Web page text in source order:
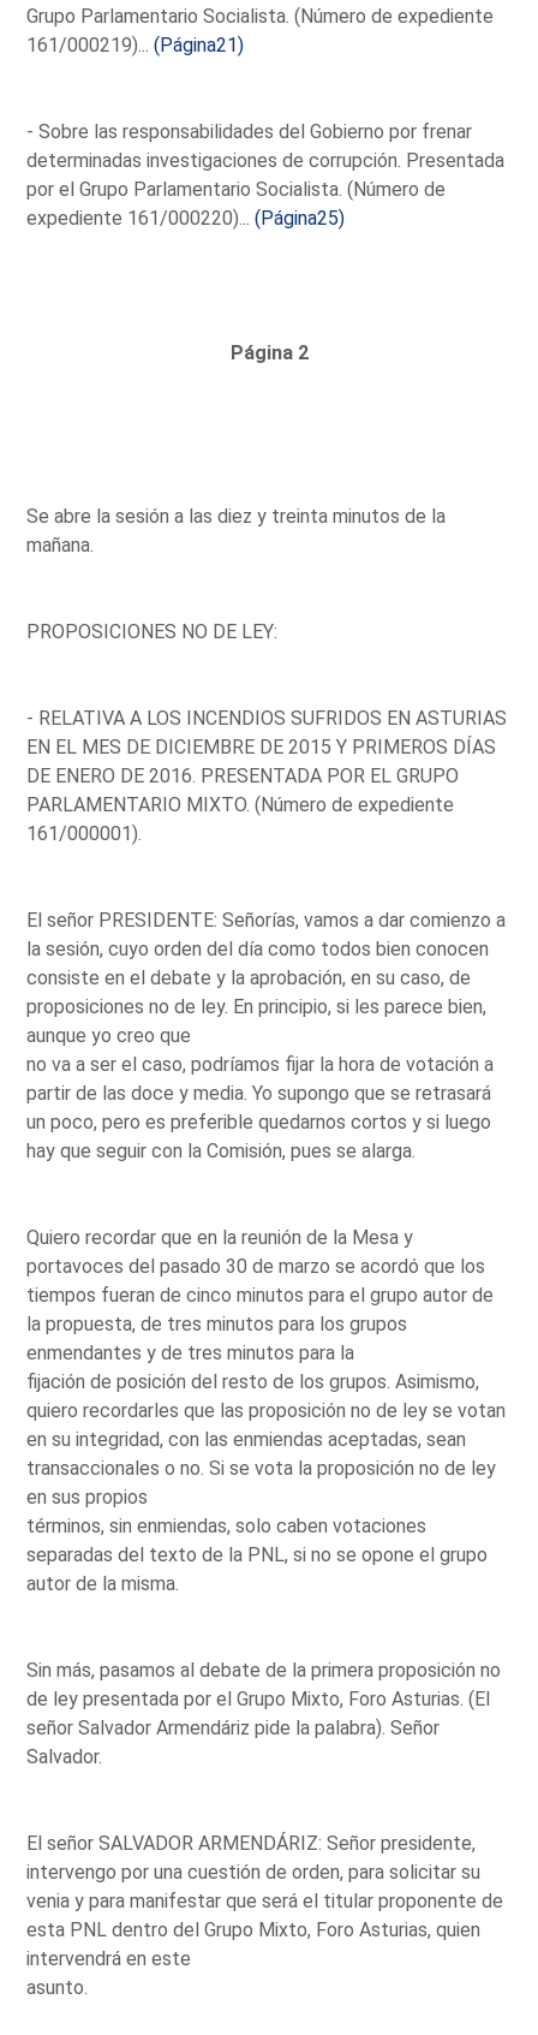
Grupo Parlamentario Socialista. (Número de expediente
161/000219)...(Página21)
- Sobre las responsabilidades del Gobierno por frenar
determinadas investigaciones de corrupción. Presentada
por el Grupo Parlamentario Socialista. (Número de
expediente 161/000220)...(Página25)
Página 2
Se abre la sesión a las diez y treinta minutos de la
mañana.
PROPOSICIONES NO DE LEY:
- RELATIVA A LOS INCENDIOS SUFRIDOS EN ASTURIAS
EN EL MES DE DICIEMBRE DE 2015 Y PRIMEROS DÍAS
DE ENERO DE 2016. PRESENTADA POR EL GRUPO
PARLAMENTARIO MIXTO. (Número de expediente
161/000001).
El señor PRESIDENTE: Señorías, vamos a dar comienzo a
la sesión, cuyo orden del día como todos bien conocen
consiste en el debate y la aprobación, en su caso, de
proposiciones no de ley. En principio, si les parece bien,
aunque yo creo que
no va a ser el caso, podríamos fijar la hora de votación a
partir de las doce y media. Yo supongo que se retrasará
un poco, pero es preferible quedarnos cortos y si luego
hay que seguir con la Comisión, pues se alarga.
Quiero recordar que en la reunión de la Mesa y
portavoces del pasado 30 de marzo se acordó que los
tiempos fueran de cinco minutos para el grupo autor de
la propuesta, de tres minutos para los grupos
enmendantes y de tres minutos para la
fijación de posición del resto de los grupos. Asimismo,
quiero recordarles que las proposición no de ley se votan
en su integridad, con las enmiendas aceptadas, sean
transaccionales o no. Si se vota la proposición no de ley
en sus propios
términos, sin enmiendas, solo caben votaciones
separadas del texto de la PNL, si no se opone el grupo
autor de la misma.
Sin más, pasamos al debate de la primera proposición no
de ley presentada por el Grupo Mixto, Foro Asturias. (El
señor Salvador Armendáriz pide la palabra). Señor
Salvador.
El señor SALVADOR ARMENDÁRIZ: Señor presidente,
intervengo por una cuestión de orden, para solicitar su
venia y para manifestar que será el titular proponente de
esta PNL dentro del Grupo Mixto, Foro Asturias, quien
intervendrá en este
asunto.